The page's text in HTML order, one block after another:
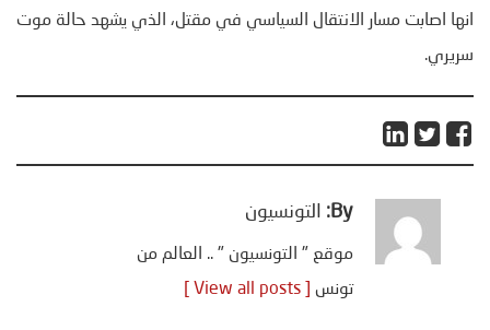
انها اصابت مسار الانتقال السياسي في مقتل، الذي يشهد حالة موت
سريري.
By: التونسيون
موقع " التونسيون " .. العالم من
تونس